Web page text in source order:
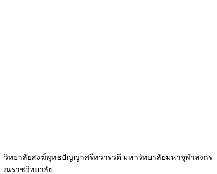
วิทยาลัยสงฆ์พุทธปัญญาศรีทวารวดี มหาวิทยาลัยมหาจุฬาลงกร
ณราชวิทยาลัย